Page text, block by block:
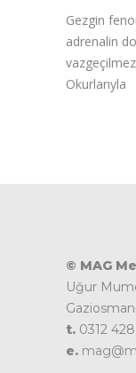
Gezgin
adrenalin
Okurlarıyla
© MAG
Uğur
t. 0312
e.